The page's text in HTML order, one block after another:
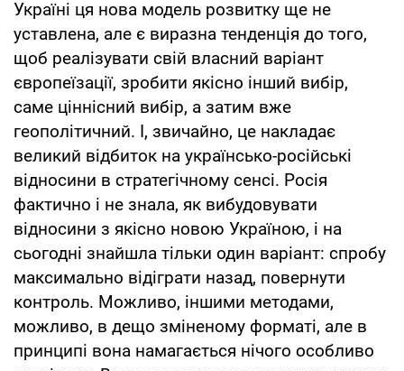
Україні ця нова модель розвитку ще не
уставлена, але є виразна тенденція до того,
щоб реалізувати свій власний варіант
європеїзації, зробити якісно інший вибір,
саме ціннісний вибір, а затим вже
геополітичний. І, звичайно, це накладає
великий відбиток на українсько-російські
відносини в стратегічному сенсі. Росія
фактично і не знала, як вибудовувати
відносини з якісно новою Україною, і на
сьогодні знайшла тільки один варіант: спробу
максимально відіграти назад, повернути
контроль. Можливо, іншими методами,
можливо, в дещо зміненому форматі, але в
принципі вона намагається нічого особливо